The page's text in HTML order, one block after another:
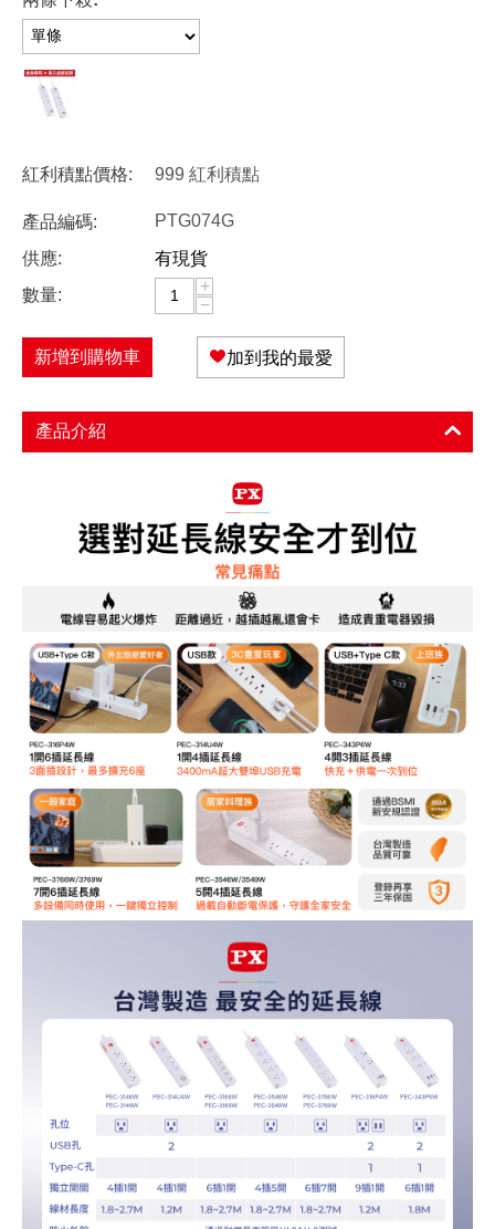
紅利積點價格: 999 紅利積點
產品編碼:
PTG074G
供應:
有現貨
數量:
+
−
新增到購物車 加到我的最愛
產品介紹